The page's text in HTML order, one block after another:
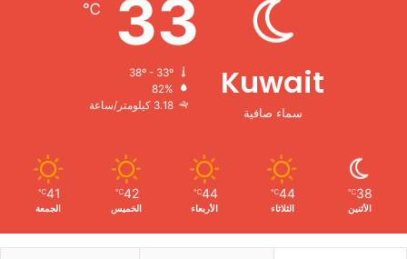
Kuwait
سماء صافية
33
℃
82%
3.18 كيلومتر/ساعة
38
℃
الأثنين
44
℃
الثلاثاء
44
℃
الأربعاء
42
℃
الخميس
41
℃
الجمعة